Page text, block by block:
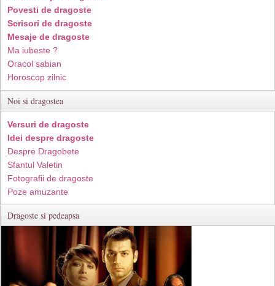
Povesti de dragoste
Scrisori de dragoste
Mesaje de dragoste
Ma iubeste ?
Oracol sabian
Horoscop zilnic
Noi si dragostea
Versuri de dragoste
Idei despre dragoste
Despre Dragobete
Sfantul Valetin
Fotografii de dragoste
Poze amuzante
Dragoste si pedeapsa